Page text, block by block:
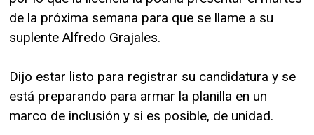
de la próxima semana para que se llame a su
suplente Alfredo Grajales.
Dijo estar listo para registrar su candidatura y se
está preparando para armar la planilla en un
marco de inclusión y si es posible, de unidad.